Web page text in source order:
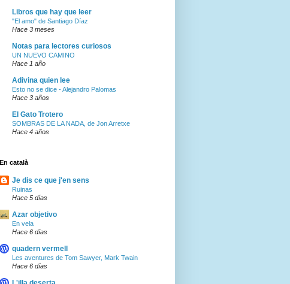
Libros que hay que leer
"El amo" de Santiago Díaz
Hace 3 meses
Notas para lectores curiosos
UN NUEVO CAMINO
Hace 1 año
Adivina quien lee
Esto no se dice - Alejandro Palomas
Hace 3 años
El Gato Trotero
SOMBRAS DE LA NADA, de Jon Arretxe
Hace 4 años
En català
Je dis ce que j'en sens
Ruinas
Hace 5 días
Azar objetivo
En vela
Hace 6 días
quadern vermell
Les aventures de Tom Sawyer, Mark Twain
Hace 6 días